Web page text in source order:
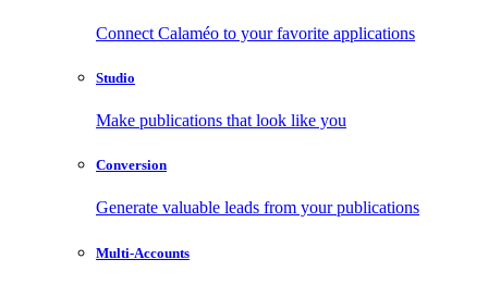
Connect Calaméo to your favorite applications
Studio
Make publications that look like you
Conversion
Generate valuable leads from your publications
Multi-Accounts